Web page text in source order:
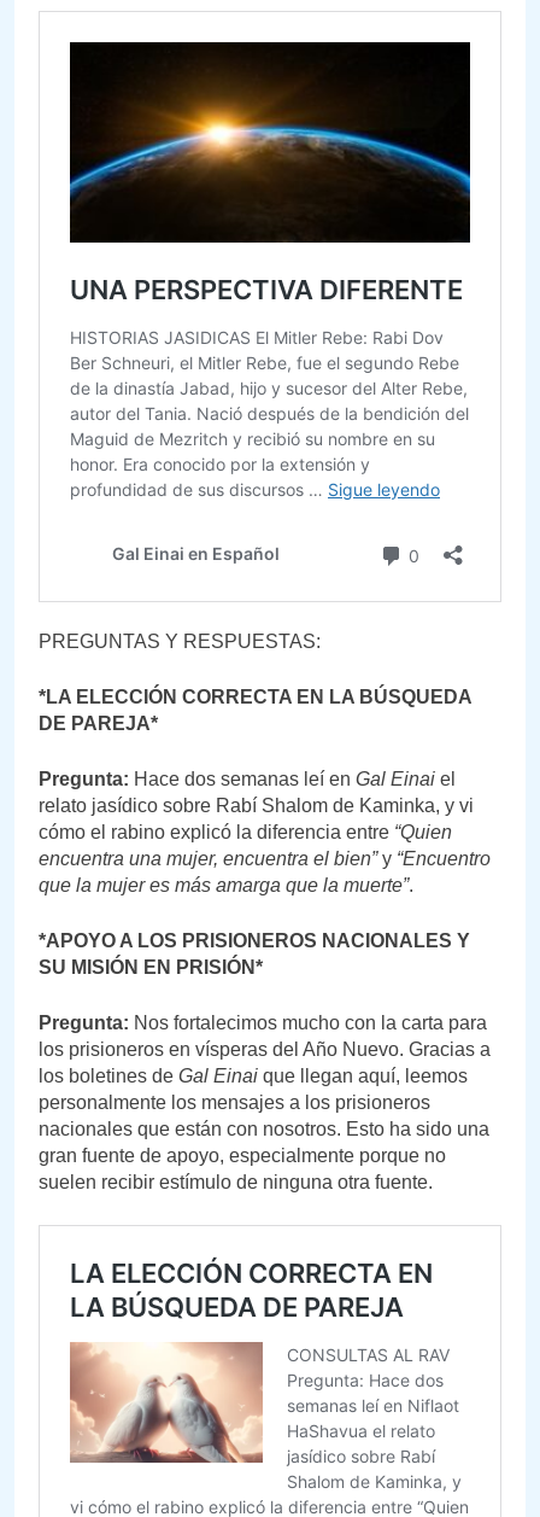
PREGUNTAS Y RESPUESTAS:
*LA ELECCIÓN CORRECTA EN LA BÚSQUEDA
DE PAREJA*
Pregunta: Hace dos semanas leí en Gal Einai el
relato jasídico sobre Rabí Shalom de Kaminka, y vi
cómo el rabino explicó la diferencia entre “Quien
encuentra una mujer, encuentra el bien”y “Encuentro
que la mujer es más amarga que la muerte”.
*APOYO A LOS PRISIONEROS NACIONALES Y
SU MISIÓN EN PRISIÓN*
Pregunta: Nos fortalecimos mucho con la carta para
los prisioneros en vísperas del Año Nuevo. Gracias a
los boletines de Gal Einai que llegan aquí, leemos
personalmente los mensajes a los prisioneros
nacionales que están con nosotros. Esto ha sido una
gran fuente de apoyo, especialmente porque no
suelen recibir estímulo de ninguna otra fuente.